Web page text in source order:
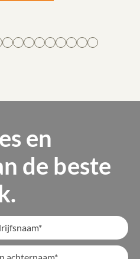
en
de beste